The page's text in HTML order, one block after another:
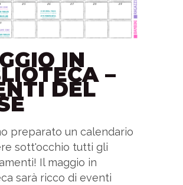
IN
–
DEL
preparato un calendario
sott'occhio tutti gli
Il maggio in
sarà ricco di eventi